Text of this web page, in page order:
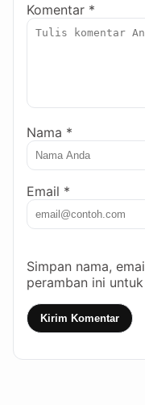
Komentar *
Nama *
Email *
Simpan nama,
peramban ini
Kirim Komentar